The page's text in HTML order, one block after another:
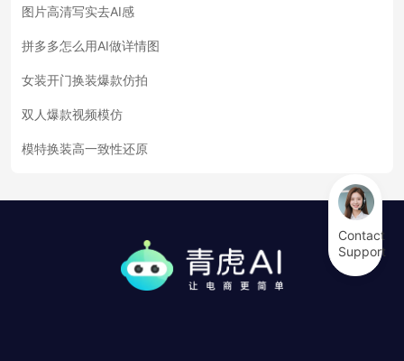
图片高清写实去AI感
拼多多怎么用AI做详情图
女装开门换装爆款仿拍
双人爆款视频模仿
模特换装高一致性还原
Contact
Support